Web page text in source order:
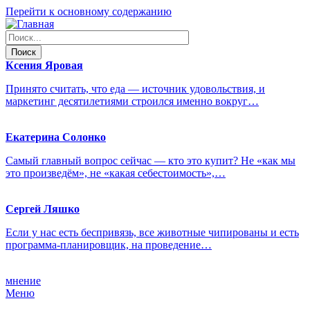
Перейти к основному содержанию
Ксения Яровая
Принято считать, что еда — источник удовольствия, и
маркетинг десятилетиями строился именно вокруг…
Екатерина Солонко
Самый главный вопрос сейчас — кто это купит? Не «как мы
это произведём», не «какая себестоимость»,…
Сергей Ляшко
Если у нас есть беспривязь, все животные чипированы и есть
программа-планировщик, на проведение…
мнение
Меню